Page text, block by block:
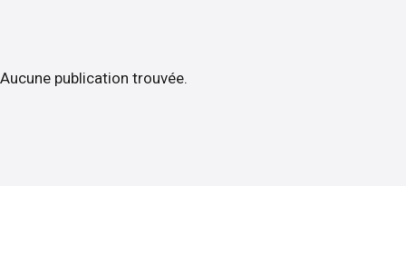
Aucune publication trouvée.